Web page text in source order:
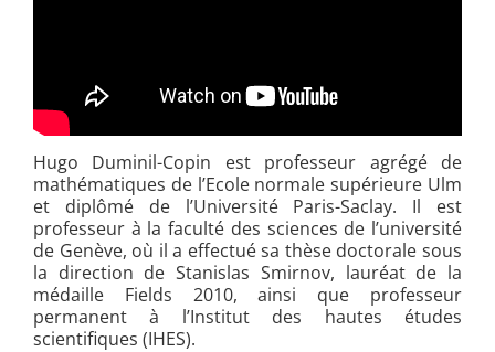
Hugo Duminil-Copin est professeur agrégé de
mathématiques de l’Ecole normale supérieure Ulm
et diplômé de l’Université Paris-Saclay. Il est
professeur à la faculté des sciences de l’université
de Genève, où il a effectué sa thèse doctorale sous
la direction de Stanislas Smirnov, lauréat de la
médaille Fields 2010, ainsi que professeur
permanent à l’Institut des hautes études
scientifiques (IHES).